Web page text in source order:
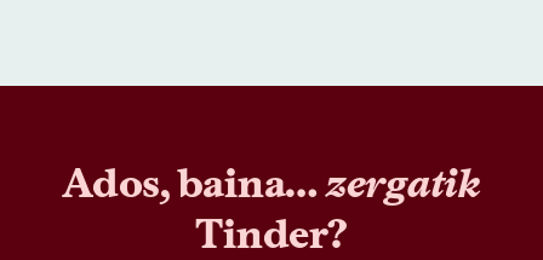
Ados, baina…zergatik
Tinder?